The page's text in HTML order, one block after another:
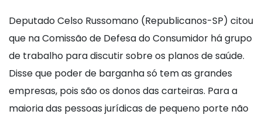
Deputado Celso Russomano (Republicanos-SP) citou
que na Comissão de Defesa do Consumidor há grupo
de trabalho para discutir sobre os planos de saúde.
Disse que poder de barganha só tem as grandes
empresas, pois são os donos das carteiras. Para a
maioria das pessoas jurídicas de pequeno porte não